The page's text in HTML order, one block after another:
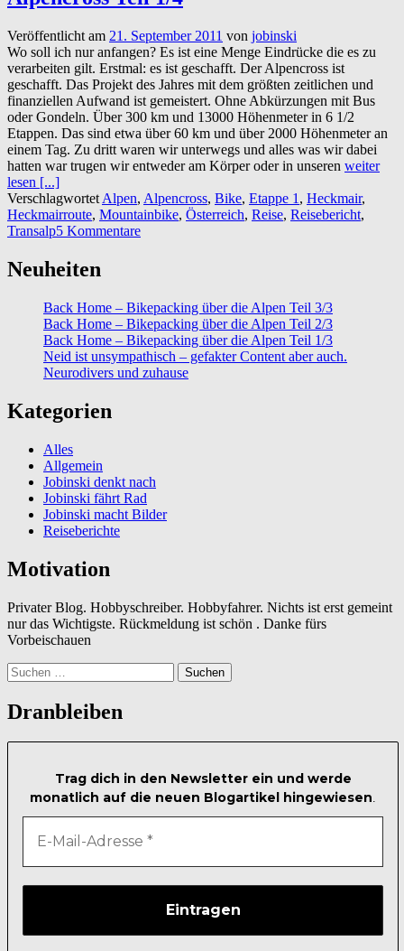
Veröffentlicht am 21. September 2011 von jobinski
Wo soll ich nur anfangen? Es ist eine Menge Eindrücke die es zu
verarbeiten gilt. Erstmal: es ist geschafft. Der Alpencross ist
geschafft. Das Projekt des Jahres mit dem größten zeitlichen und
finanziellen Aufwand ist gemeistert. Ohne Abkürzungen mit Bus
oder Gondeln. Über 300 km und 13000 Höhenmeter in 6 1/2
Etappen. Das sind etwa über 60 km und über 2000 Höhenmeter an
einem Tag. Zu dritt waren wir unterwegs und alles was wir dabei
hatten war trugen wir entweder am Körper oder in unseren weiter
lesen [...]
Verschlagwortet Alpen, Alpencross, Bike, Etappe 1 , Heckmair,
Heckmairroute, Mountainbike, Österreich, Reise, Reisebericht,
Transalp5 Kommentare
Neuheiten
Back Home – Bikepacking über die Alpen Teil 3/3
Back Home – Bikepacking über die Alpen Teil 2/3
Back Home – Bikepacking über die Alpen Teil 1/3
Neid ist unsympathisch – gefakter Content aber auch.
Neurodivers und zuhause
Kategorien
Alles
Allgemein
Jobinski denkt nach
Jobinski fährt Rad
Jobinski macht Bilder
Reiseberichte
Motivation
Privater Blog. Hobbyschreiber. Hobbyfahrer. Nichts ist erst gemeint
nur das Wichtigste. Rückmeldung ist schön . Danke fürs
Vorbeischauen
Suchen
nach:
Dranbleiben
Trag dich in den Newsletter ein und werde
monatlich auf die neuen Blogartikel hingewiesen.